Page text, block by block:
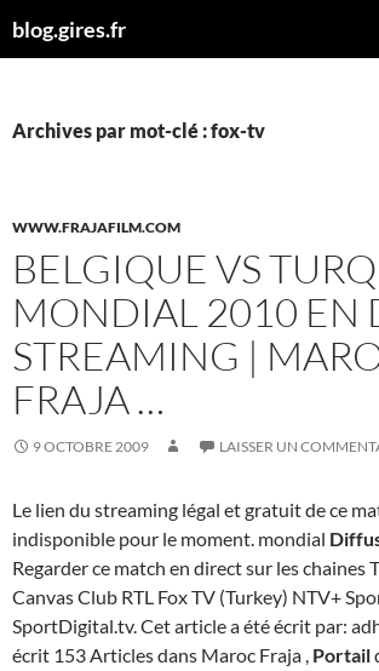
aublog.gires.fr
Archives par mot-clé : fox-tv
WWW.FRAJAFILM.COM
BELGIQUE VS
MONDIAL 2010 EN
STREAMING |
FRAJA …
9 OCTOBRE 2009 LAISSER UN
Le lien du streaming légal et gratuit de ce
indisponible pour le moment. mondial
Regarder ce match en direct sur les chaines
Canvas Club RTL Fox TV (Turkey) NTV+
SportDigital.tv. Cet article a été écrit par:
écrit 153 Articles dans Maroc Fraja , Portail